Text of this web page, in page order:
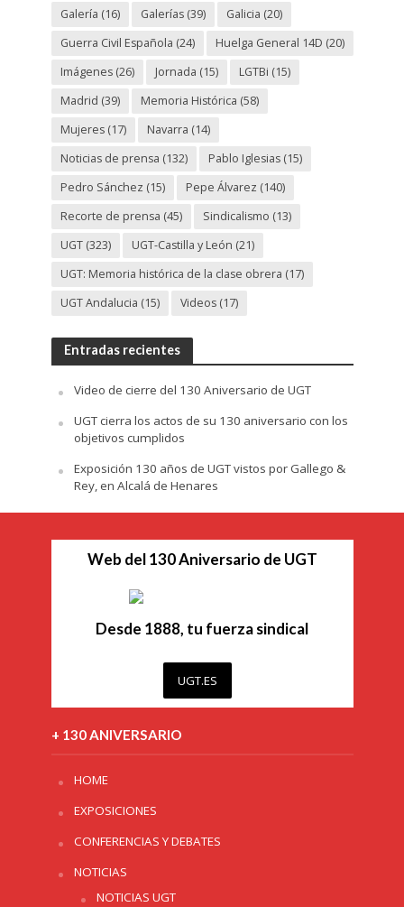
Galería (16) Galerías(39) Galicia (20)
Guerra Civil Española (24) Huelga General 14D (20)
Imágenes(26) Jornada (15) LGTBi (15)
Madrid (39) Memoria Histórica (58)
Mujeres(17) Navarra (14)
Noticias de prensa (132) Pablo Iglesias(15)
Pedro Sánchez (15) Pepe Álvarez (140)
Recorte de prensa (45) Sindicalismo (13)
UGT(323) UGT-Castilla y León (21)
UGT: Memoria histórica de la clase obrera (17)
UGT Andalucia (15) Videos(17)
Entradas recientes
Video de cierre del 130 Aniversario de UGT
UGT cierra los actos de su 130 aniversario con los
objetivos cumplidos
Exposición 130 años de UGT vistos por Gallego &
Rey, en Alcalá de Henares
Web del 130 Aniversario de UGT
Desde 1888, tu fuerza sindical
UGT.ES
+ 130 ANIVERSARIO
HOME
EXPOSICIONES
CONFERENCIAS Y DEBATES
NOTICIAS
NOTICIAS UGT